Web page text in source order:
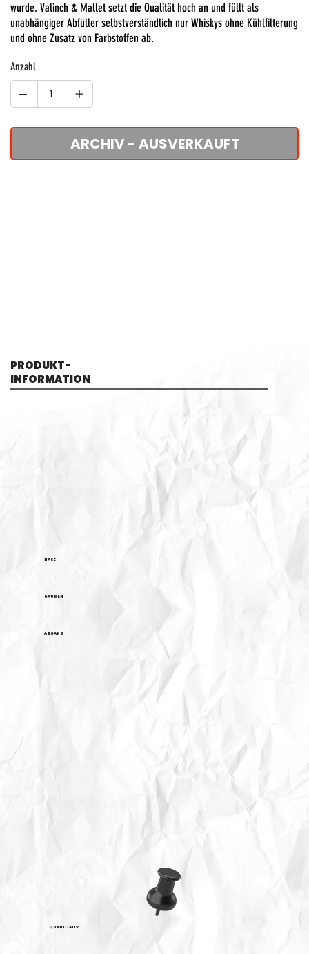
wurde. Valinch & Mallet setzt die Qualität hoch an und füllt als
unabhängiger Abfüller selbstverständlich nur Whiskys ohne Kühlfilterung
und ohne Zusatz von Farbstoffen ab.
Anzahl
ARCHIV - AUSVERKAUFT
NASE
GAUMEN
ABGANG
QUANTITATIV
PRODUKT-
INFORMATION